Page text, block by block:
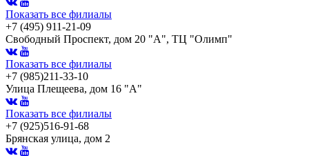
Показать все филиалы
+7 (495) 911-21-09
Свободный Проспект, дом 20 "А", ТЦ "Олимп"
Показать все филиалы
+7 (985)211-33-10
Улица Плещеева, дом 16 "А"
Показать все филиалы
+7 (925)516-91-68
Брянская улица, дом 2